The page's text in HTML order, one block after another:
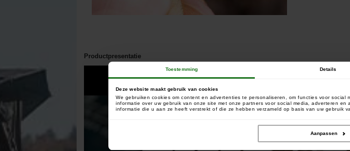
Toestemming Details
Deze website maakt gebruik van cookies
We gebruiken cookies om content en advertenties te personaliseren, om functies voor
informatie over uw gebruik van onze site met onze partners voor social media, adverteren
informatie die u aan ze heeft verstrekt of die ze hebben verzameld op basis van uw gebruik
Aanpassen
Productpresentatie